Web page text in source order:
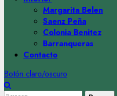
Margarita Belen
Saenz Peña
Colonia Benitez
Barranqueras
Contacto
Botón claro/oscuro